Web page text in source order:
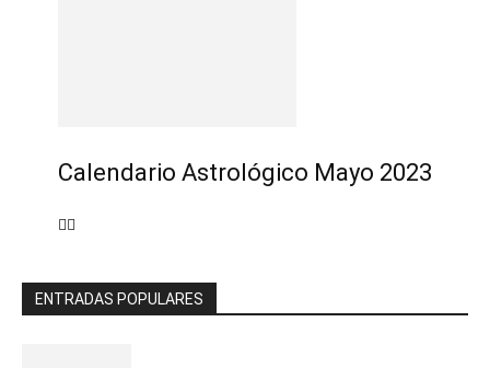
Calendario Astrológico Mayo 2023
ENTRADAS POPULARES